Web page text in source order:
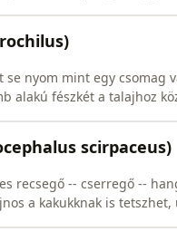
nyom mint egy csomag
a talajhoz közel építi. Halmos
scirpaceus)
recsegő -- cserregő --
a kakukknak is